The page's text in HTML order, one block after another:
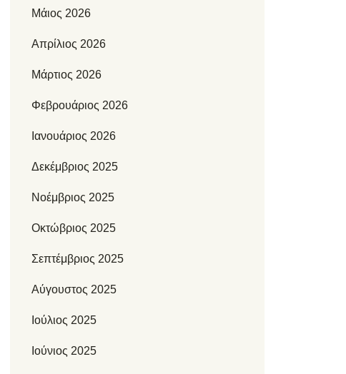
Μάιος 2026
Απρίλιος 2026
Μάρτιος 2026
Φεβρουάριος 2026
Ιανουάριος 2026
Δεκέμβριος 2025
Νοέμβριος 2025
Οκτώβριος 2025
Σεπτέμβριος 2025
Αύγουστος 2025
Ιούλιος 2025
Ιούνιος 2025